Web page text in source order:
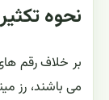
نحوه
بر خلاف رقم
می باشند، رز